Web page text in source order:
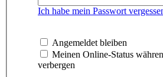
Ich habe mein Passwort
Angemeldet bleiben
Meinen Online-Status
verbergen